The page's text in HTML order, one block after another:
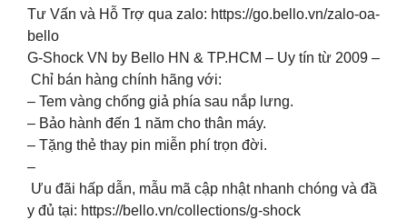
Tư Vấn và Hỗ Trợ qua zalo: https://go.bello.vn/zalo-oa-
bello
G-Shock VN by Bello HN & TP.HCM – Uy tín từ 2009 –
Chỉ bán hàng chính hãng với:
– Tem vàng chống giả phía sau nắp lưng.
– Bảo hành đến 1 năm cho thân máy.
– Tặng thẻ thay pin miễn phí trọn đời.
–
Ưu đãi hấp dẫn, mẫu mã cập nhật nhanh chóng và đầ
y đủ tại: https://bello.vn/collections/g-shock